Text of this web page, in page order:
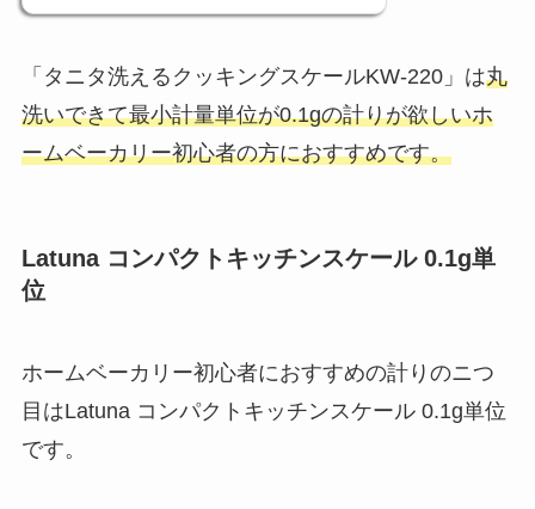
「タニタ洗えるクッキングスケールKW-220」は丸
洗いできて最小計量単位が0.1gの計りが欲しいホ
ームベーカリー初心者の方におすすめです。
Latuna コンパクトキッチンスケール 0.1g単
位
ホームベーカリー初心者におすすめの計りのニつ
目はLatuna コンパクトキッチンスケール 0.1g単位
です。